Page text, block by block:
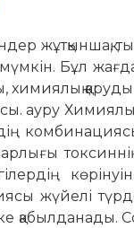
жұтқыншақ,
Бұл
химиялық
ауру
жүйелі
қабылданады.